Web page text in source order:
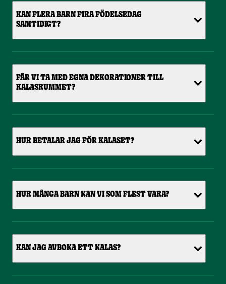
KAN FLERA BARN FIRA FÖDELSEDAG
SAMTIDIGT?
FÅR VI TA MED EGNA DEKORATIONER TILL
KALASRUMMET?
HUR BETALAR JAG FÖR KALASET?
HUR MÅNGA BARN KAN VI SOM FLEST VARA?
KAN JAG AVBOKA ETT KALAS?